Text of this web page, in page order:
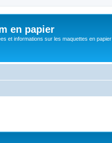
en papier
et informations sur les maquettes en papier